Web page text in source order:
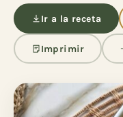
Ir a la receta
Imprimir